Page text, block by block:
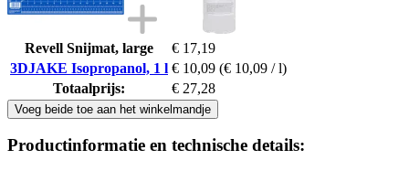
Revell Snijmat, large
€ 17,19
3DJAKE Isopropanol, 1 l € 10,09 (€ 10,09 / l)
Totaalprijs:
€ 27,28
Voeg beide toe aan het winkelmandje
Productinformatie en technische details: